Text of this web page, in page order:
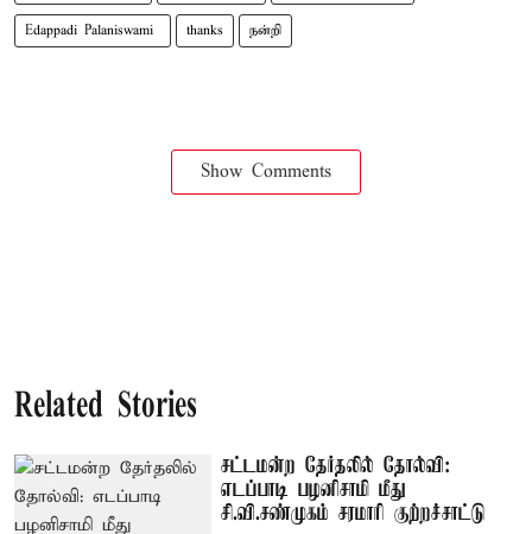
Edappadi Palaniswami ​ thanks நன்றி
Show Comments
Related Stories
சட்டமன்ற தேர்தலில் தோல்வி:
எடப்பாடி பழனிசாமி மீது
சி.வி.சண்முகம் சரமாரி குற்றச்சாட்டு